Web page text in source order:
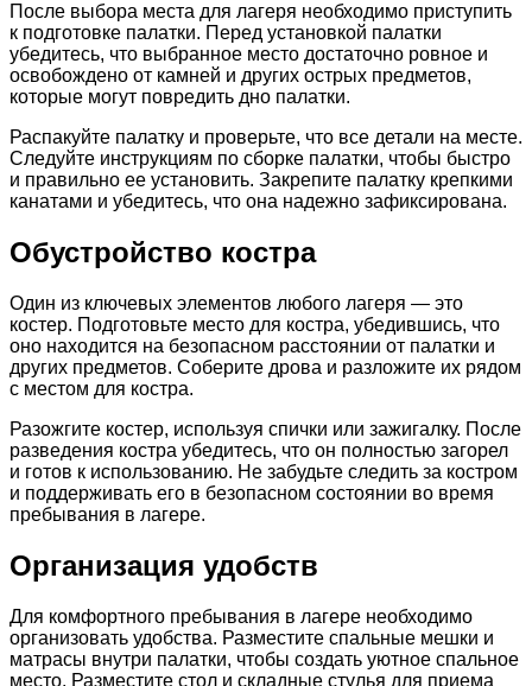
После выбора места для лагеря необходимо приступить
к подготовке палатки. Перед установкой палатки
убедитесь, что выбранное место достаточно ровное и
освобождено от камней и других острых предметов,
которые могут повредить дно палатки.
Распакуйте палатку и проверьте, что все детали на месте.
Следуйте инструкциям по сборке палатки, чтобы быстро
и правильно ее установить. Закрепите палатку крепкими
канатами и убедитесь, что она надежно зафиксирована.
Обустройство костра
Один из ключевых элементов любого лагеря — это
костер. Подготовьте место для костра, убедившись, что
оно находится на безопасном расстоянии от палатки и
других предметов. Соберите дрова и разложите их рядом
с местом для костра.
Разожгите костер, используя спички или зажигалку. После
разведения костра убедитесь, что он полностью загорел
и готов к использованию. Не забудьте следить за костром
и поддерживать его в безопасном состоянии во время
пребывания в лагере.
Организация удобств
Для комфортного пребывания в лагере необходимо
организовать удобства. Разместите спальные мешки и
матрасы внутри палатки, чтобы создать уютное спальное
место. Разместите стол и складные стулья для приема